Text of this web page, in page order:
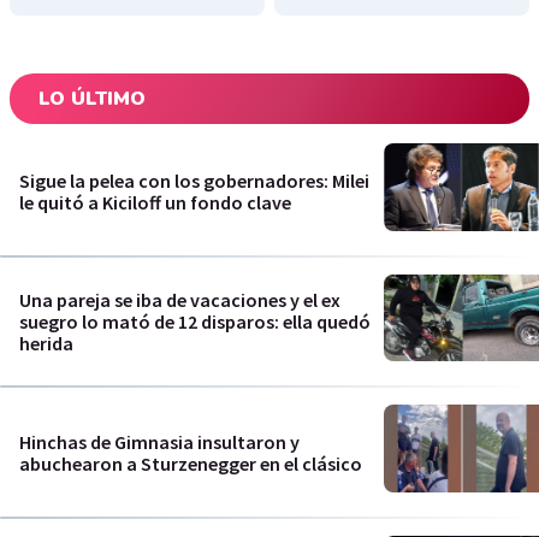
LO ÚLTIMO
Sigue la pelea con los gobernadores: Milei
le quitó a Kiciloff un fondo clave
Una pareja se iba de vacaciones y el ex
suegro lo mató de 12 disparos: ella quedó
herida
Hinchas de Gimnasia insultaron y
abuchearon a Sturzenegger en el clásico